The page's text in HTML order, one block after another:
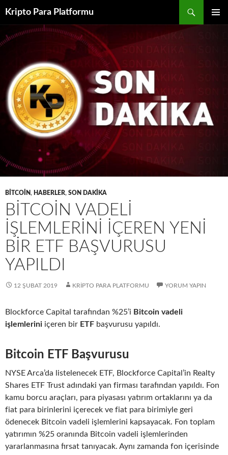
Kripto Para Platformu
BITCOIN, HABERLER, SON DAKIKA
BITCOIN VADELI
İŞLEMLERINI İÇEREN YENI
BIR ETF BAŞVURUSU
YAPILDI
12 ŞUBAT 2019 KRIPTO PARA PLATFORMU YORUM YAPIN
Blockforce Capital tarafından %25’i Bitcoin vadeli
işlemlerini içeren bir ETF başvurusu yapıldı.
Bitcoin ETF Başvurusu
NYSE Arca’da listelenecek ETF, Blockforce Capital’in Realty
Shares ETF Trust adındaki yan firması tarafından yapıldı. Fon
kamu borcu araçları, para piyasası yatırım ortaklarını ya da
fiat para birinlerini içerecek ve fiat para birimiyle geri
ödenecek Bitcoin vadeli işlemlerini kapsayacak. Fon toplam
yatırımın %25 oranında Bitcoin vadeli işlemlerinden
yararlanmasına fırsat tanıyacak. Aynı zamanda fon içerisinde